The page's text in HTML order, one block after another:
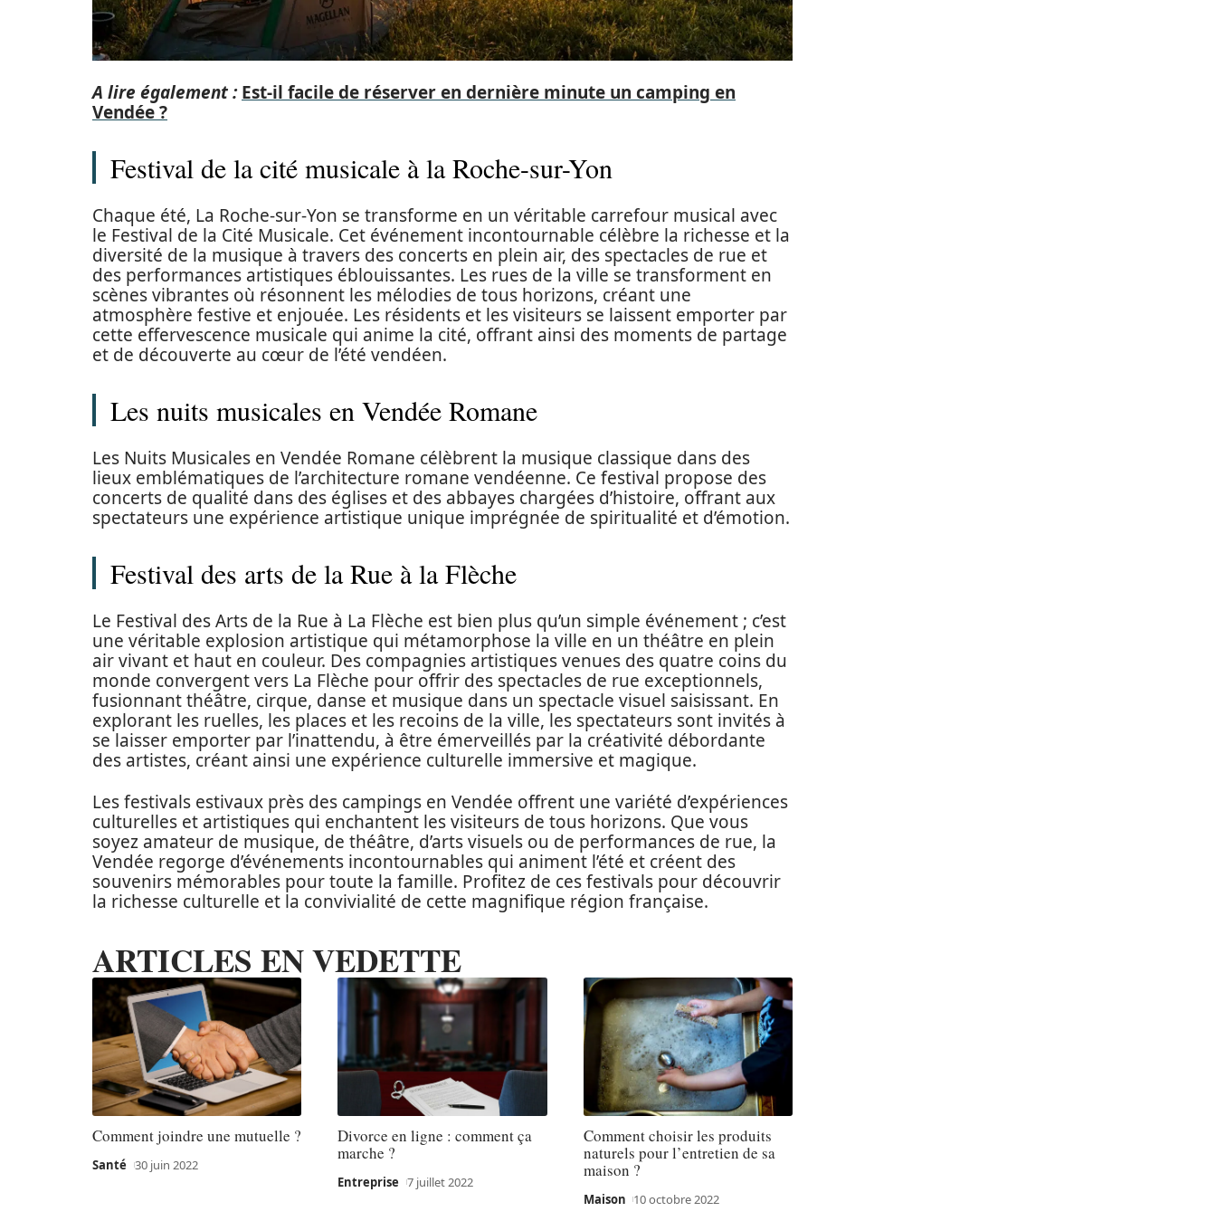
A lire également : Est-il facile de réserver en dernière minute un camping en
Vendée ?
Festival de la cité musicale à la Roche-sur-Yon
Chaque été, La Roche-sur-Yon se transforme en un véritable carrefour musical avec
le Festival de la Cité Musicale. Cet événement incontournable célèbre la richesse et la
diversité de la musique à travers des concerts en plein air, des spectacles de rue et
des performances artistiques éblouissantes. Les rues de la ville se transforment en
scènes vibrantes où résonnent les mélodies de tous horizons, créant une
atmosphère festive et enjouée. Les résidents et les visiteurs se laissent emporter par
cette effervescence musicale qui anime la cité, offrant ainsi des moments de partage
et de découverte au cœur de l’été vendéen.
Les nuits musicales en Vendée Romane
Les Nuits Musicales en Vendée Romane célèbrent la musique classique dans des
lieux emblématiques de l’architecture romane vendéenne. Ce festival propose des
concerts de qualité dans des églises et des abbayes chargées d’histoire, offrant aux
spectateurs une expérience artistique unique imprégnée de spiritualité et d’émotion.
Festival des arts de la Rue à la Flèche
Le Festival des Arts de la Rue à La Flèche est bien plus qu’un simple événement ; c’est
une véritable explosion artistique qui métamorphose la ville en un théâtre en plein
air vivant et haut en couleur. Des compagnies artistiques venues des quatre coins du
monde convergent vers La Flèche pour offrir des spectacles de rue exceptionnels,
fusionnant théâtre, cirque, danse et musique dans un spectacle visuel saisissant. En
explorant les ruelles, les places et les recoins de la ville, les spectateurs sont invités à
se laisser emporter par l’inattendu, à être émerveillés par la créativité débordante
des artistes, créant ainsi une expérience culturelle immersive et magique.
Les festivals estivaux près des campings en Vendée offrent une variété d’expériences
culturelles et artistiques qui enchantent les visiteurs de tous horizons. Que vous
soyez amateur de musique, de théâtre, d’arts visuels ou de performances de rue, la
Vendée regorge d’événements incontournables qui animent l’été et créent des
souvenirs mémorables pour toute la famille. Profitez de ces festivals pour découvrir
la richesse culturelle et la convivialité de cette magnifique région française.
ARTICLES EN VEDETTE
Comment joindre une mutuelle ?
Santé 30 juin 2022
Divorce en ligne : comment ça
marche ?
Entreprise 7 juillet 2022
Comment choisir les produits
naturels pour l’entretien de sa
maison ?
Maison 10 octobre 2022